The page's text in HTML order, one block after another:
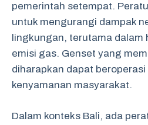
pemerintah setempat.
untuk mengurangi dampak
lingkungan, terutama dalam
emisi gas. Genset yang
diharapkan dapat
kenyamanan masyarakat.
Dalam konteks Bali, ada